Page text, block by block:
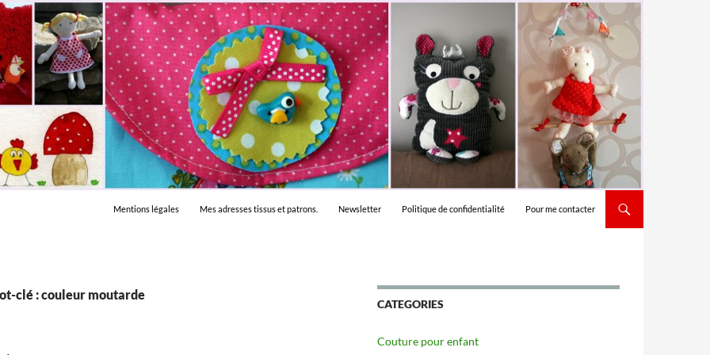
Mentions légales Mes adresses tissus et patrons. Newsletter Politique de confidentialité Pour me contacter
clé : couleur moutarde
CATEGORIES
Couture pour enfant